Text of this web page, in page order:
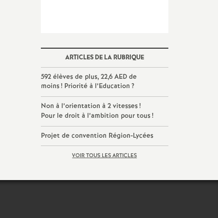
ARTICLES DE LA RUBRIQUE
592 élèves de plus, 22,6 AED de
moins! Priorité à l’Education ?
Non à l’orientation à 2 vitesses!
Pour le droit à l’ambition pour tous!
Projet de convention Région-Lycées
VOIR TOUS LES ARTICLES